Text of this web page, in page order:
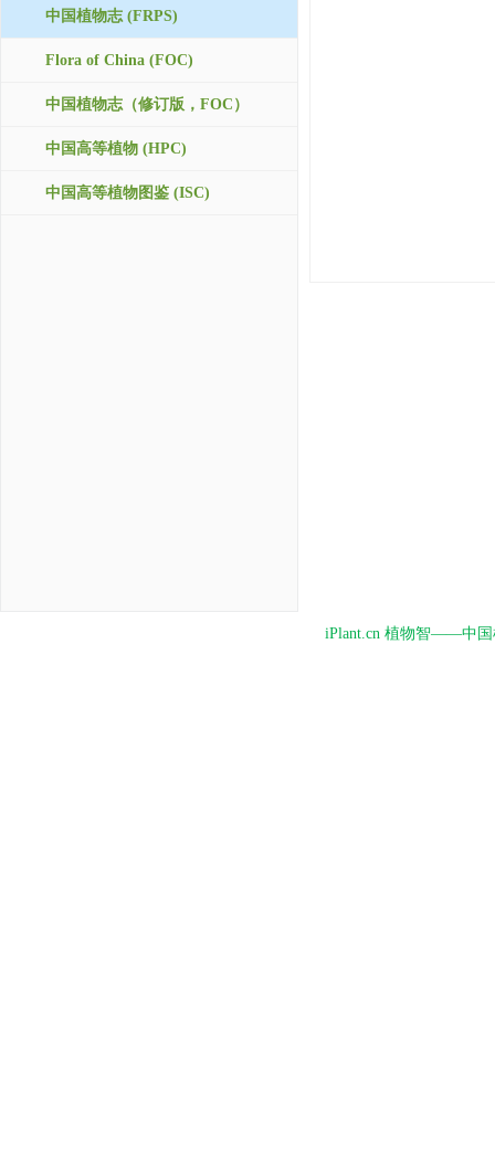
中国植物志 (FRPS)
Flora of China (FOC)
中国植物志（修订版，FOC）
中国高等植物 (HPC)
中国高等植物图鉴 (ISC)
iPlant.cn 植物智——中国